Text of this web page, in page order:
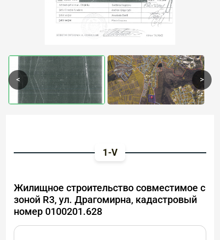
< >
1-V
Жилищное строительство совместимое с
зоной R3, ул. Драгомирна, кадастровый
номер 0100201.628